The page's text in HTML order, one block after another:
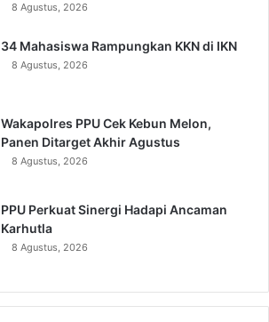
8 Agustus, 2026
34 Mahasiswa Rampungkan KKN di IKN
8 Agustus, 2026
Wakapolres PPU Cek Kebun Melon,
Panen Ditarget Akhir Agustus
8 Agustus, 2026
PPU Perkuat Sinergi Hadapi Ancaman
Karhutla
8 Agustus, 2026